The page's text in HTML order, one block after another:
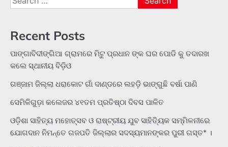
for:
Recent Posts
ପାଙ୍ଗାବିଦୀଙ୍ଗିଆ ଗ୍ରାମରେ ମିଟୁ ପ୍ରଧାନ ଙ୍କ ଘର ପୋଡି କୁ ତଦାରଖ
କଲେ ସ୍ଥାନୀୟ ବିଡ଼ିଓ
ଗଞ୍ଜାମ ଜିଲ୍ଲା ଧରାକୋଟ ଗାଁ ଦାଣ୍ଡରେ ଲହଡ଼ି ଭାଙ୍ଗୁଛି ବର୍ଷା ପାଣି
ସେମିଳିଗୁଡ଼ା କଲେଜର ୪୧ତମ ପ୍ରତିଷ୍ଠା ଦିବସ ପାଳିତ
ଓଡ଼ିଶା ସାହିତ୍ୟ ମହୋତ୍ସବ ଓ ରାଷ୍ଟ୍ରୀୟ ଯୁବ ସାହିତ୍ୟିକ ସମ୍ମିଳନୀରେ
ଯୋଗଦାନ ନିମନ୍ତେ ଗଜପତି ଜିଲ୍ଲାର ସଦସ୍ୟମାନଙ୍କର ପୁରୀ ଗସ୍ତ* ।